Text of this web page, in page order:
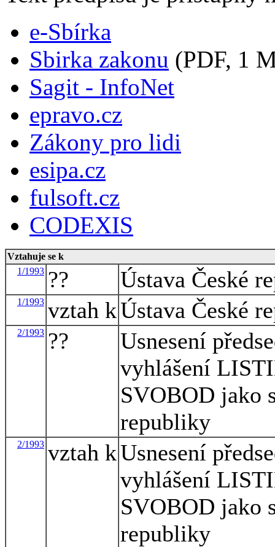
e-Sbírka
Sbirka zakonu (PDF, 1
Sagit - InfoNet
epravo.cz
Zákony pro lidi
esipa.cz
fulsoft.cz
CODEXIS
Vztahuje se k
1/1993 ?? Ústava České
1/1993 vztah kÚstava České
2/1993 ??
Usnesení
vyhlášení
SVOBOD jako
republiky
2/1993 vztah kUsnesení
vyhlášení
SVOBOD jako
republiky